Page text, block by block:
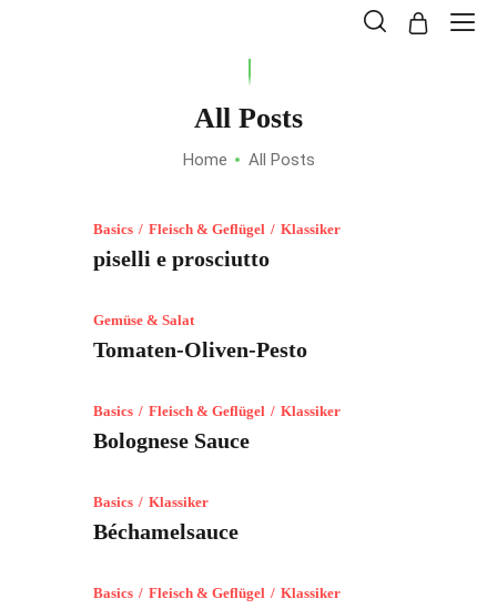
All Posts
Home All Posts
Basics Fleisch & Geflügel Klassiker
piselli e prosciutto
Gemüse & Salat
Tomaten-Oliven-Pesto
Basics Fleisch & Geflügel Klassiker
Bolognese Sauce
Basics Klassiker
Béchamelsauce
Basics Fleisch & Geflügel Klassiker